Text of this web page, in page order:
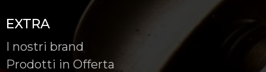
EXTRA
I nostri brand
Prodotti in Offerta